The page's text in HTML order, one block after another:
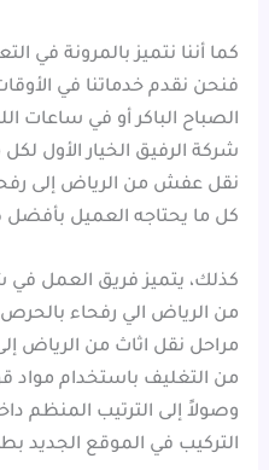
كما أننا نتميز بالمرونة في
فنحن نقدم خدماتنا في
الصباح الباكر أو في ساعات
شركة الرفيق الخيار الأول
نقل عفش من الرياض إلى
كل ما يحتاجه العميل
كذلك، يتميز فريق العمل
من الرياض الي رفحاء
مراحل نقل اثاث من الرياض
من التغليف باستخدام مواد
وصولاً إلى الترتيب المنظم
التركيب في الموقع الجديد